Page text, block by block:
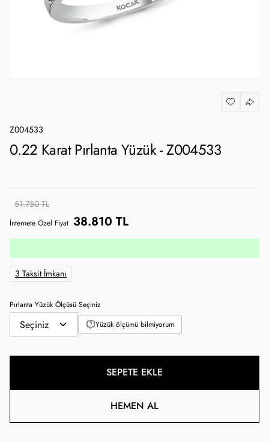
Z004533
0.22 Karat Pırlanta Yüzük - Z004533
51.750 TL
İnternete Özel Fiyat 38.810 TL
3 Taksit İmkanı
Pırlanta Yüzük Ölçüsü Seçiniz
Yüzük ölçümü bilmiyorum
SEPETE EKLE
HEMEN AL